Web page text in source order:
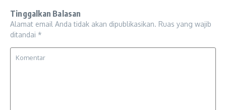
Tinggalkan Balasan
Alamat email Anda tidak akan dipublikasikan. Ruas yang wajib
ditandai *